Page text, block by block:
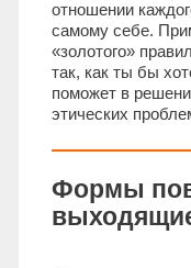
отношении
самому себе.
«золотого»
так, как ты бы
поможет в
этических
Формы